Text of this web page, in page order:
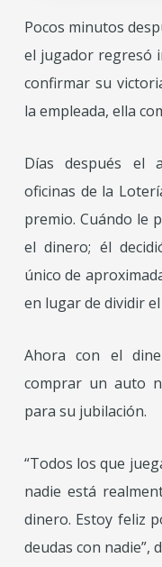
Pocos minutos
el jugador regresó
confirmar su
la empleada, ella
Días después el
oficinas de la
premio. Cuándo le
el dinero; él
único de
en lugar de dividir
Ahora con el
comprar un auto
para su jubilación.
“Todos los que
nadie está
dinero. Estoy feliz
deudas con nadie”,